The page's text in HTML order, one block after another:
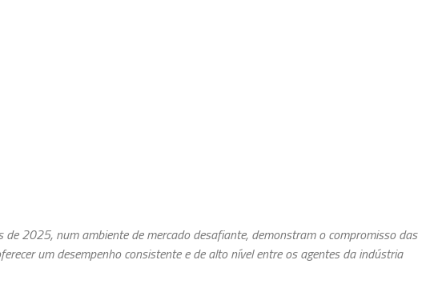
de 2025, num ambiente de mercado desafiante, demonstram o compromisso das
um desempenho consistente e de alto nível entre os agentes da indústria